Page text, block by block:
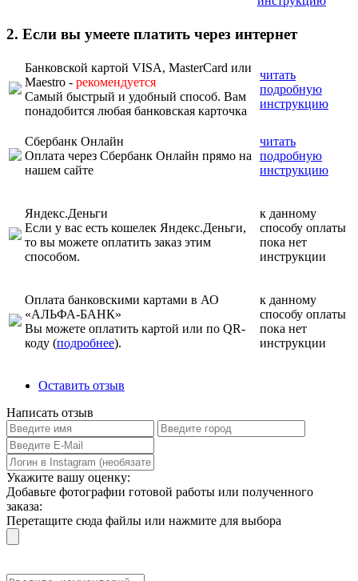
2. Если вы умеете платить через интернет
Банковской картой VISA, MasterCard или
Maestro - рекомендуется
Самый быстрый и удобный способ. Вам
понадобится любая банковская карточка
читать
подробную
инструкцию
Сбербанк Онлайн
Оплата через Сбербанк Онлайн прямо на
нашем сайте
читать
подробную
инструкцию
Яндекс.Деньги
Если у вас есть кошелек Яндекс.Деньги,
то вы можете оплатить заказ этим
способом.
к данному
способу оплаты
пока нет
инструкции
Оплата банковскими картами в АО
«АЛЬФА-БАНК»
Вы можете оплатить картой или по QR-
коду (подробнее).
к данному
способу оплаты
пока нет
инструкции
Оставить отзыв
Написать отзыв
Укажите вашу оценку:
Добавьте фотографии готовой работы или полученного
заказа:
Перетащите сюда файлы или нажмите для выбора